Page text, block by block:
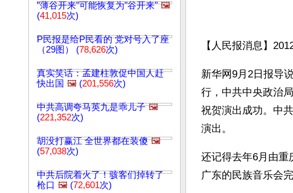
"薄谷开来"可能恢复为"谷开来" 🖼️
(41,015次)
P民报是给P民看的 党对号入了座
（29图） (78,626次)
真实笑话：孟建柱敦促中国人赶
快出国 🖼️ (201,556次)
中共高调夸马英九是乖儿子 🖼️
(221,352次)
胡没打赢江 全世界都在装傻 🖼️
(57,038次)
中共后院着火了！骇客们掉转了
枪口 🖼️ (72,601次)
【人民报消息】
新华网9月2日报导
行，中共中央政治
祝贺演出成功。中
演出。
还记得去年6月由重
广东的民族音乐会